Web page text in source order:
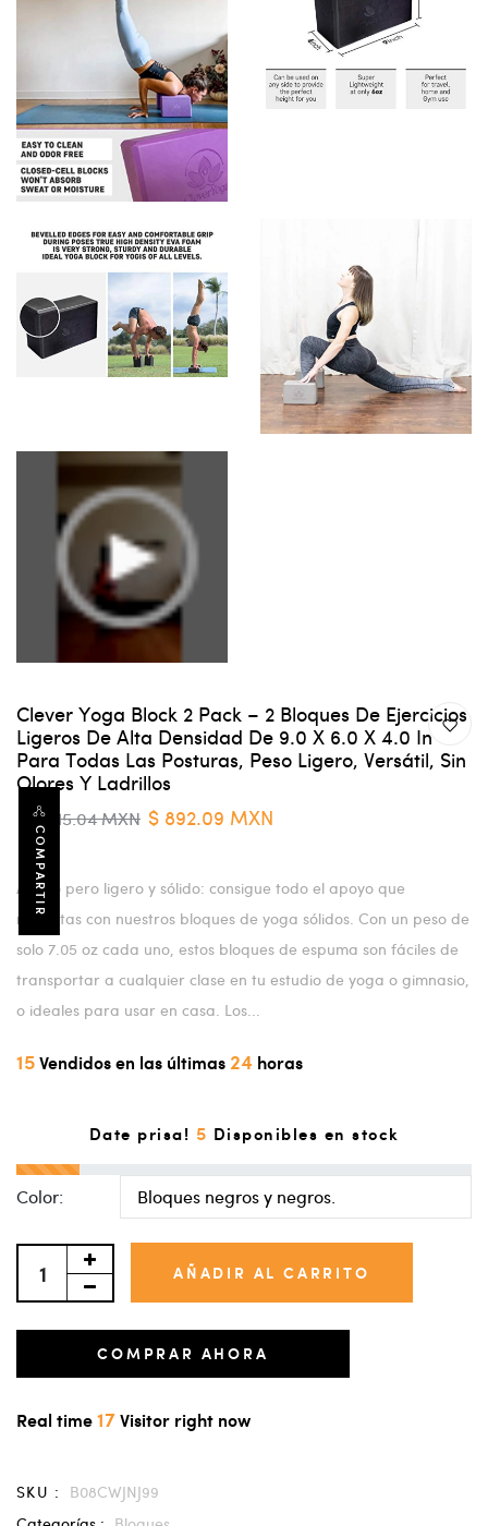
COMPARTIR
Clever Yoga Block 2 Pack – 2 Bloques De Ejercicios
Ligeros De Alta Densidad De 9.0 X 6.0 X 4.0 In
Para Todas Las Posturas, Peso Ligero, Versátil, Sin
Olores Y Ladrillos
$ 1,715.04 MXN $ 892.09 MXN
Apoyo pero ligero y sólido: consigue todo el apoyo que
necesitas con nuestros bloques de yoga sólidos. Con un peso de
solo 7.05 oz cada uno, estos bloques de espuma son fáciles de
transportar a cualquier clase en tu estudio de yoga o gimnasio,
o ideales para usar en casa. Los...
15Vendidos en las últimas 24 horas
Date prisa! 5 Disponibles en stock
Color:
AÑADIR AL CARRITO
COMPRAR AHORA
Real time17Visitor right now
SKU :
B08CWJNJ99